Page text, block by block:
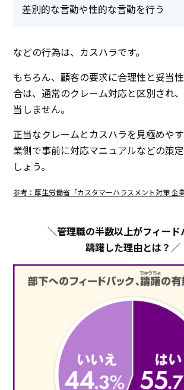
差別的な言動や性的な言動を行う
などの行為は、カスハラです。
もちろん、顧客の要求に合理性と妥当
合は、通常のクレーム対応と区別され
当しません。
正当なクレームとカスハラを見極めや
業側で事前に対応マニュアルなどの策
しょう。
参考：厚生労働省「カスタマーハラスメント対策 企
＼管理職の半数以上がフィード
躊躇した理由とは？／